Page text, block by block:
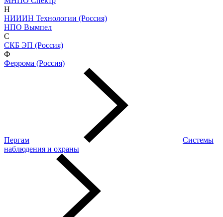
Н
НИИИН Технологии (Россия)
НПО Вымпел
С
СКБ ЭП (Россия)
Ф
Феррома (Россия)
Пергам
Системы
наблюдения и охраны